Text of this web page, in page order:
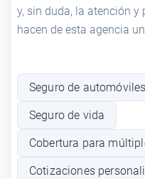
y, sin duda, la atención
hacen de esta agencia
Seguro de automóviles
Seguro de vida
Cobertura para
Cotizaciones